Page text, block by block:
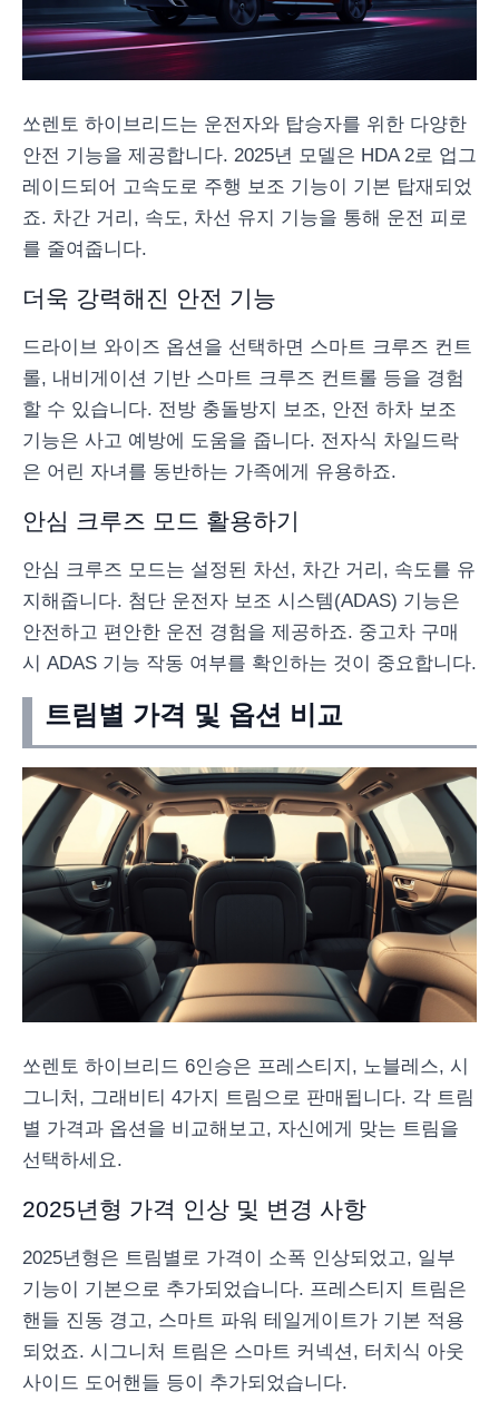
쏘렌토 하이브리드는 운전자와 탑승자를 위한 다양한
안전 기능을 제공합니다. 2025년 모델은 HDA 2로 업그
레이드되어 고속도로 주행 보조 기능이 기본 탑재되었
죠. 차간 거리, 속도, 차선 유지 기능을 통해 운전 피로
를 줄여줍니다.
더욱 강력해진 안전 기능
드라이브 와이즈 옵션을 선택하면 스마트 크루즈 컨트
롤, 내비게이션 기반 스마트 크루즈 컨트롤 등을 경험
할 수 있습니다. 전방 충돌방지 보조, 안전 하차 보조
기능은 사고 예방에 도움을 줍니다. 전자식 차일드락
은 어린 자녀를 동반하는 가족에게 유용하죠.
안심 크루즈 모드 활용하기
안심 크루즈 모드는 설정된 차선, 차간 거리, 속도를 유
지해줍니다. 첨단 운전자 보조 시스템(ADAS) 기능은
안전하고 편안한 운전 경험을 제공하죠. 중고차 구매
시 ADAS 기능 작동 여부를 확인하는 것이 중요합니다.
트림별 가격 및 옵션 비교
쏘렌토 하이브리드 6인승은 프레스티지, 노블레스, 시
그니처, 그래비티 4가지 트림으로 판매됩니다. 각 트림
별 가격과 옵션을 비교해보고, 자신에게 맞는 트림을
선택하세요.
2025년형 가격 인상 및 변경 사항
2025년형은 트림별로 가격이 소폭 인상되었고, 일부
기능이 기본으로 추가되었습니다. 프레스티지 트림은
핸들 진동 경고, 스마트 파워 테일게이트가 기본 적용
되었죠. 시그니처 트림은 스마트 커넥션, 터치식 아웃
사이드 도어핸들 등이 추가되었습니다.